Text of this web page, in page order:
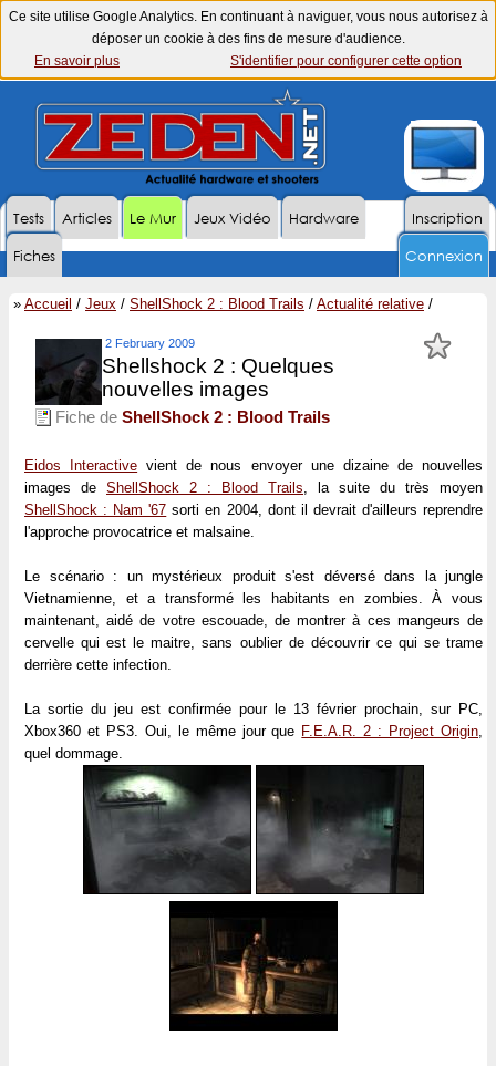
Ce site utilise Google Analytics. En continuant à naviguer, vous nous autorisez à
déposer un cookie à des fins de mesure d'audience.
En savoir plus
S'identifier pour configurer cette option
Inscription
Tests Articles Le Mur Jeux Vidéo
Hardware
Fiches
Connexion
» Accueil / Jeux / ShellShock 2 : Blood Trails / Actualité relative /
2 February 2009
Shellshock 2 : Quelques
nouvelles images
Fiche de ShellShock 2 : Blood Trails
Eidos Interactive vient de nous envoyer une dizaine de nouvelles
images de ShellShock 2 : Blood Trails, la suite du très moyen
ShellShock : Nam '67 sorti en 2004, dont il devrait d'ailleurs reprendre
l'approche provocatrice et malsaine.
Le scénario : un mystérieux produit s'est déversé dans la jungle
Vietnamienne, et a transformé les habitants en zombies. À vous
maintenant, aidé de votre escouade, de montrer à ces mangeurs de
cervelle qui est le maitre, sans oublier de découvrir ce qui se trame
derrière cette infection.
La sortie du jeu est confirmée pour le 13 février prochain, sur PC,
Xbox360 et PS3. Oui, le même jour que F.E.A.R. 2 : Project Origin,
quel dommage.